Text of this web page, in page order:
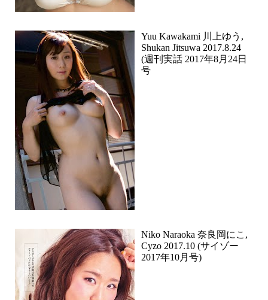
Yuu Kawakami 川上ゆう,
Shukan Jitsuwa 2017.8.24
(週刊実話 2017年8月24日
号
Niko Naraoka 奈良岡にこ,
Cyzo 2017.10 (サイゾー
2017年10月号)